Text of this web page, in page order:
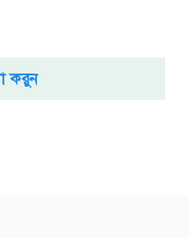
করুন